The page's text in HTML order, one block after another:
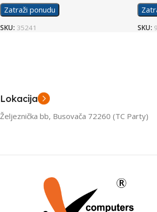
Zatraži ponudu
SKU: 35241 SKU:
Lokacija
Željeznička bb, Busovača 72260 (TC Party)